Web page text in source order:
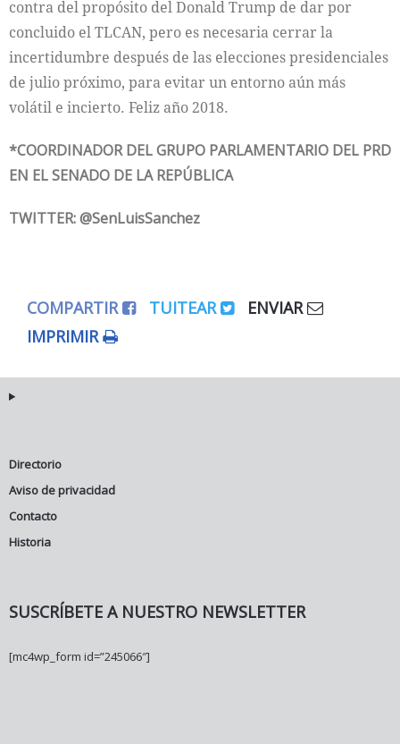
contra del propósito del Donald Trump de dar por
concluido el TLCAN, pero es necesaria cerrar la
incertidumbre después de las elecciones presidenciales
de julio próximo, para evitar un entorno aún más
volátil e incierto. Feliz año 2018.
*COORDINADOR DEL GRUPO PARLAMENTARIO DEL PRD
EN EL SENADO DE LA REPÚBLICA
TWITTER: @SenLuisSanchez
COMPARTIR TUITEAR
ENVIAR
IMPRIMIR
Directorio
Aviso de privacidad
Contacto
Historia
SUSCRÍBETE A NUESTRO NEWSLETTER
[mc4wp_form id=”245066″]